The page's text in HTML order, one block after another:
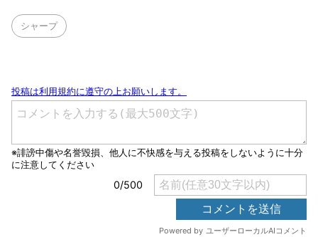
シャープ